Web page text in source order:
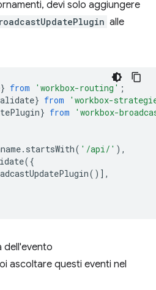
devi solo aggiungere
alle
} from 'workbox-routing' ;
} from
'workbox-
} from 'workbox-
. startsWith( '/api/' ),
({
()],
dell'evento
ascoltare questi eventi nel